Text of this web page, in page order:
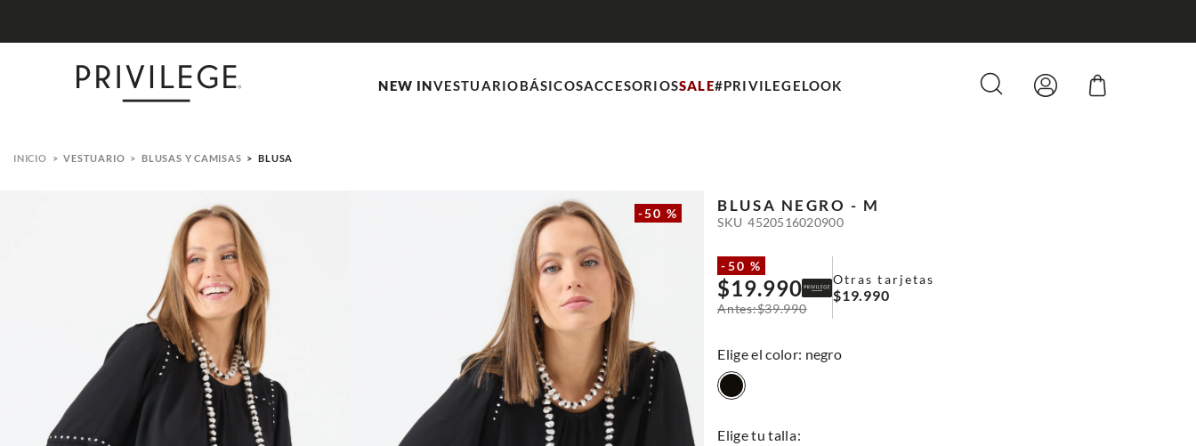
NEW INVESTUARIOBÁSICOSACCESORIOSSALE#PRIVILEGELOOK
VESTUARIO BLUSAS Y CAMISAS BLUSA
-50 % BLUSA NEGRO - M
SKU 4520516020900
-50 %
$19.990
$39.990
Otras tarjetas
$19.990
: negro